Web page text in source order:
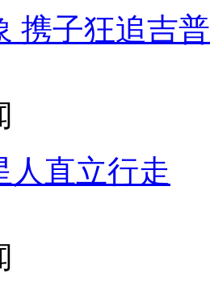
携子狂追吉
人直立行走